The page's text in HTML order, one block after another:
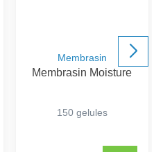
Membrasin
Membrasin Moisture
150 gelules